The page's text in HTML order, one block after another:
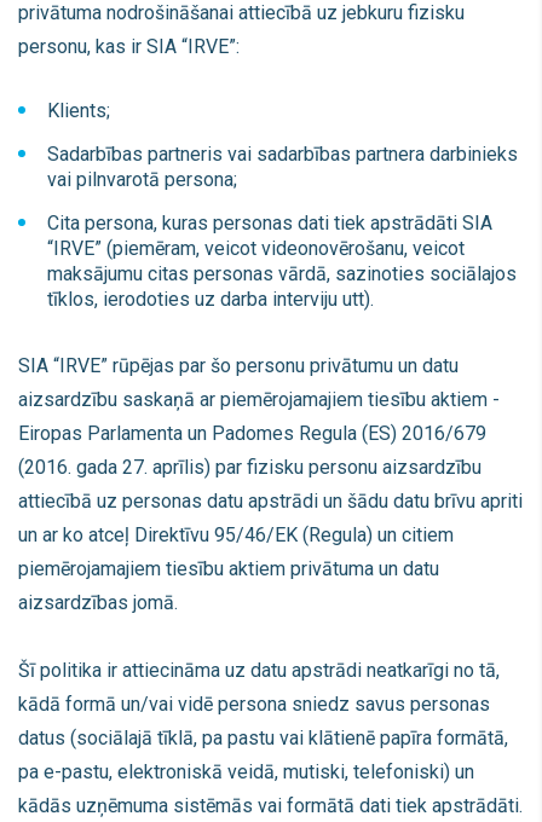
privātuma nodrošināšanai attiecībā uz jebkuru fizisku
personu, kas ir SIA “IRVE”:
Klients;
Sadarbības partneris vai sadarbības partnera darbinieks
vai pilnvarotā persona;
Cita persona, kuras personas dati tiek apstrādāti SIA
“IRVE” (piemēram, veicot videonovērošanu, veicot
maksājumu citas personas vārdā, sazinoties sociālajos
tīklos, ierodoties uz darba interviju utt).
SIA “IRVE” rūpējas par šo personu privātumu un datu
aizsardzību saskaņā ar piemērojamajiem tiesību aktiem -
Eiropas Parlamenta un Padomes Regula (ES) 2016/679
(2016. gada 27. aprīlis) par fizisku personu aizsardzību
attiecībā uz personas datu apstrādi un šādu datu brīvu apriti
un ar ko atceļ Direktīvu 95/46/EK (Regula) un citiem
piemērojamajiem tiesību aktiem privātuma un datu
aizsardzības jomā.
Šī politika ir attiecināma uz datu apstrādi neatkarīgi no tā,
kādā formā un/vai vidē persona sniedz savus personas
datus (sociālajā tīklā, pa pastu vai klātienē papīra formātā,
pa e-pastu, elektroniskā veidā, mutiski, telefoniski) un
kādās uzņēmuma sistēmās vai formātā dati tiek apstrādāti.